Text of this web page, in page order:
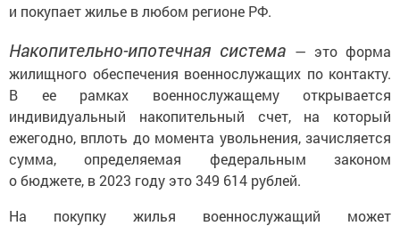
и покупает жилье в любом регионе РФ.
Накопительно-ипотечная система — это форма
жилищного обеспечения военнослужащих по контакту.
В ее рамках военнослужащему открывается
индивидуальный накопительный счет, на который
ежегодно, вплоть до момента увольнения, зачисляется
сумма, определяемая федеральным законом
о бюджете, в 2023 году это 349 614 рублей.
На покупку жилья военнослужащий может